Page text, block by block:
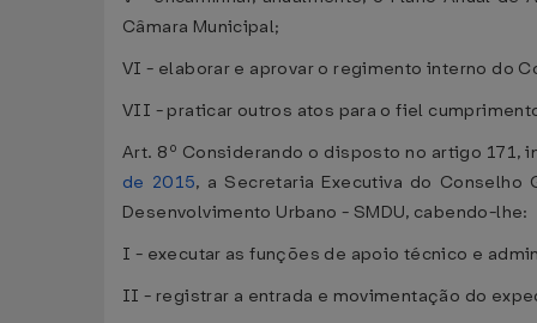
Câmara Municipal;
VI - elaborar e aprovar o regimento interno do
VII - praticar outros atos para o fiel
Art. 8º Considerando o disposto no artigo 171,
de 2015, a Secretaria Executiva do
Desenvolvimento Urbano - SMDU, cabendo-lhe:
I - executar as funções de apoio técnico e
II - registrar a entrada e movimentação do